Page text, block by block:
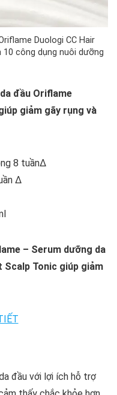
Duologi CC Hair
10 công dụng nuôi dưỡng
đầu Oriflame
giảm gãy rụng và
8 tuần∆
∆
– Serum dưỡng da
Scalp Tonic giúp giảm
đầu với lợi ích hỗ trợ